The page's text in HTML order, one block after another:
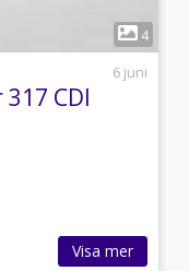
4
6 juni
CDI
Visa mer